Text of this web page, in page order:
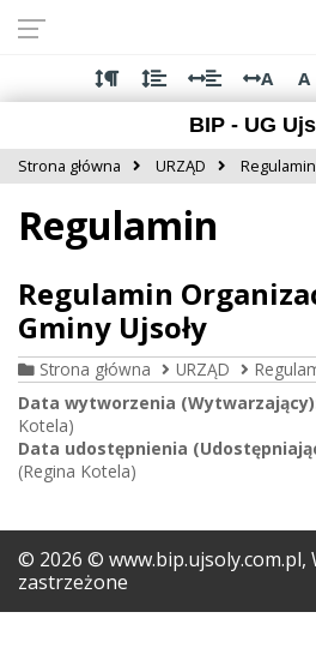
dostępności
głównej
treści
menu
stopki
A A
BIP - UG
Strona główna URZĄD Regulamin
Regulamin
Regulamin
Gminy Ujsoły
Strona główna URZĄD
Data wytworzenia
Kotela)
Data udostępnienia
(Regina Kotela)
© 2026 © www.bip.ujsoly.com.pl,
zastrzeżone